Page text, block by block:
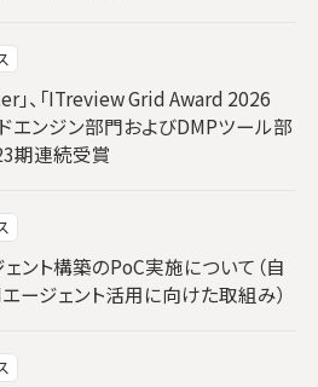
」、「ITreview Grid Award 2026
エンジン部門およびDMPツール部
期連続受賞
ント構築のPoC実施について（自
ージェント活用に向けた取組み）